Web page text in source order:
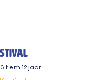
t.e.m 12 jaar